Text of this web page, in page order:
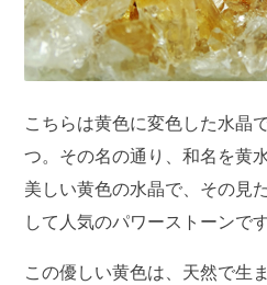
こちらは黄色に変色した水晶
つ。その名の通り、和名を黄
美しい黄色の水晶で、その見
して人気のパワーストーンです
この優しい黄色は、天然で生